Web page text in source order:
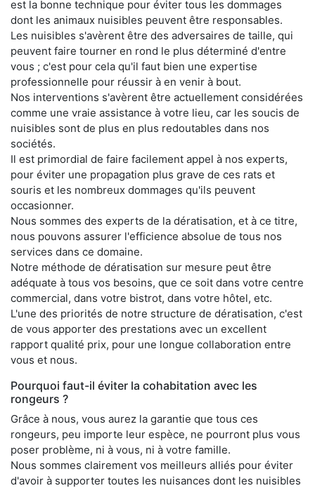
est la bonne technique pour éviter tous les dommages
dont les animaux nuisibles peuvent être responsables.
Les nuisibles s'avèrent être des adversaires de taille, qui
peuvent faire tourner en rond le plus déterminé d'entre
vous ; c'est pour cela qu'il faut bien une expertise
professionnelle pour réussir à en venir à bout.
Nos interventions s'avèrent être actuellement considérées
comme une vraie assistance à votre lieu, car les soucis de
nuisibles sont de plus en plus redoutables dans nos
sociétés.
Il est primordial de faire facilement appel à nos experts,
pour éviter une propagation plus grave de ces rats et
souris et les nombreux dommages qu'ils peuvent
occasionner.
Nous sommes des experts de la dératisation, et à ce titre,
nous pouvons assurer l'efficience absolue de tous nos
services dans ce domaine.
Notre méthode de dératisation sur mesure peut être
adéquate à tous vos besoins, que ce soit dans votre centre
commercial, dans votre bistrot, dans votre hôtel, etc.
L'une des priorités de notre structure de dératisation, c'est
de vous apporter des prestations avec un excellent
rapport qualité prix, pour une longue collaboration entre
vous et nous.
Pourquoi faut-il éviter la cohabitation avec les
rongeurs ?
Grâce à nous, vous aurez la garantie que tous ces
rongeurs, peu importe leur espèce, ne pourront plus vous
poser problème, ni à vous, ni à votre famille.
Nous sommes clairement vos meilleurs alliés pour éviter
d'avoir à supporter toutes les nuisances dont les nuisibles